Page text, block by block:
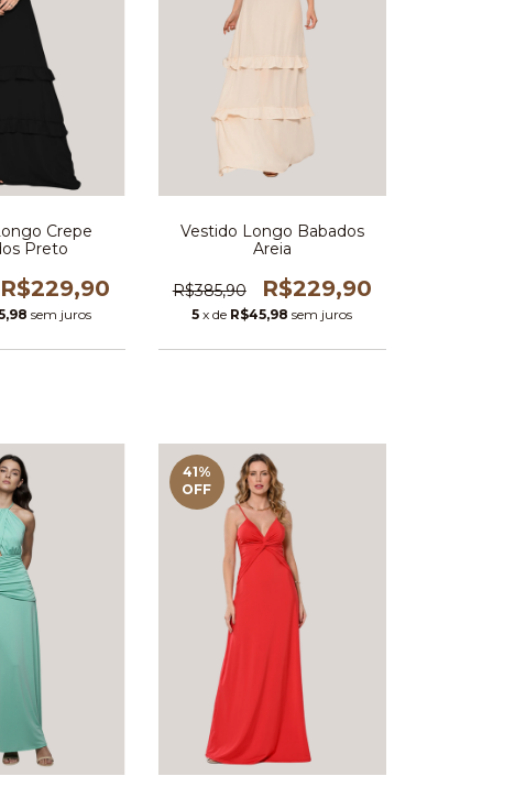
Crepe
Preto
R$229,90
sem juros
Vestido Longo Babados
Areia
R$385,90 R$229,90
5 x de R$45,98 sem juros
41%
OFF